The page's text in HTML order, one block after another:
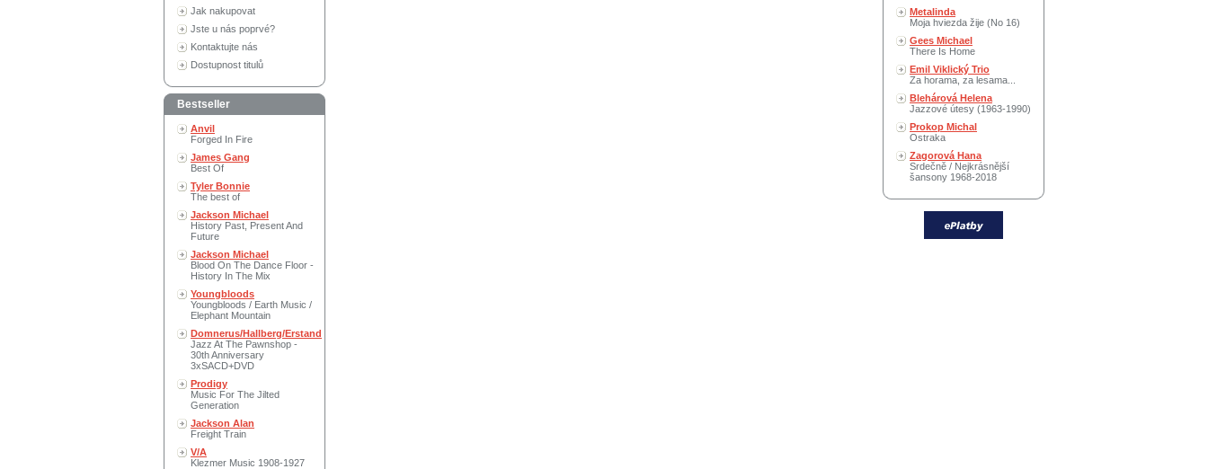
Jak nakupovat
Jste u nás poprvé?
Kontaktujte nás
Dostupnost titulů
Bestseller
Anvil
Forged In Fire
James Gang
Best Of
Tyler Bonnie
The best of
Jackson Michael
History Past, Present And
Future
Jackson Michael
Blood On The Dance Floor -
History In The Mix
Youngbloods
Youngbloods / Earth Music /
Elephant Mountain
Domnerus/Hallberg/Erstand
Jazz At The Pawnshop -
30th Anniversary
3xSACD+DVD
Prodigy
Music For The Jilted
Generation
Jackson Alan
Freight Train
V/A
Klezmer Music 1908-1927
Metalinda
Moja hviezda žije (No 16)
Gees Michael
There Is Home
Emil Viklický Trio
Za horama, za lesama...
Blehárová Helena
Jazzové útesy (1963-1990)
Prokop Michal
Ostraka
Zagorová Hana
Srdečně / Nejkrásnější
šansony 1968-2018